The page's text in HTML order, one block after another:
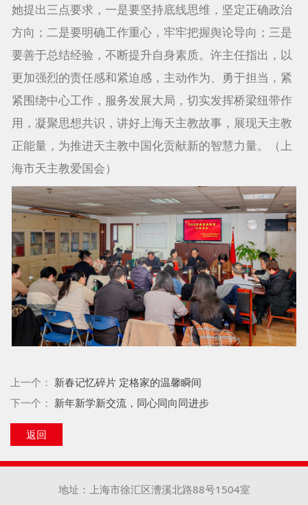
她提出三点要求，一是要坚持底线思维，坚定正确政治
方向；二是要明确工作重心，牢牢把握舆论导向；三是
要善于总结经验，不断提升自身素质。许主任指出，以
更加强烈的责任感和紧迫感，主动作为、勇于担当，紧
紧围绕中心工作，服务发展大局，切实发挥桥梁纽带作
用，凝聚思想共识，讲好上海天主教故事，展现天主教
正能量，为推进天主教中国化贡献新的智慧力量。（上
海市天主教爱国会）
上一个： 新春记忆碎片 定格家的温馨瞬间
下一个： 新年新学新交流，同心同向同进步
返回
地址：上海市徐汇区漕溪北路88号1504室